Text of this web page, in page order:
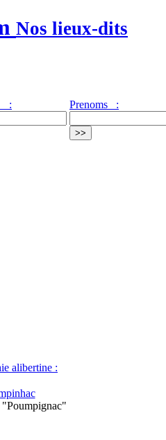
Nos lieux-dits
: Prenoms :
alibertine :
"Poumpignac"